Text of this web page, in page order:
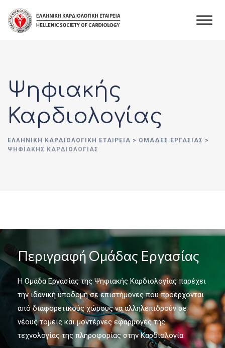
Ψηφιακής
Καρδιολογίας
ΕΛΛΗΝΙΚΉ ΚΑΡΔΙΟΛΟΓΙΚΉ ΕΤΑΙΡΕΊΑ > ΟΜΆΔΕΣ ΕΡΓΑΣΊΑΣ >
ΨΗΦΙΑΚΉΣ ΚΑΡΔΙΟΛΟΓΊΑΣ
Περιγραφή Ομάδας Εργασίας
Η Ομάδα Εργασίας της Ψηφιακής Καρδιολογίας παρέχει
την ιδανική υποδομή σε επιστήμονες που προέρχονται
από διαφορετικούς χώρους να αλληλεπιδρούν σε
νέους τομείς και μοντέρνες εφαρμογές της
τεχνολογίας της πληροφορίας στην Καρδιολογία.